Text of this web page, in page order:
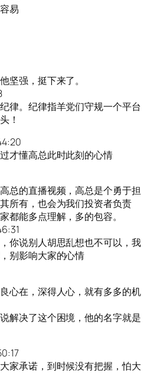
易
坚强，挺下来了。
律。纪律指羊党们守规一个平台
！
才懂高总此时此刻的心情
总的直播视频，高总是个勇于担
所有，也会为我们投资者负责
都能多点理解，多的包容。
你说别人胡思乱想也不可以，我
别影响大家的心情
心在，深得人心，就有多多的机
解决了这个困境，他的名字就是
家承诺，到时候没有把握，怕大